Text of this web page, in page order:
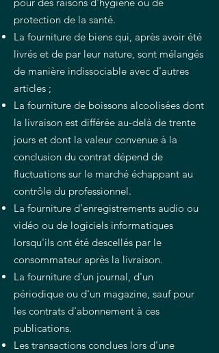
pour des raisons d'hygiène ou de
protection de la santé.
La fourniture de biens qui, après avoir été
livrés et de par leur nature, sont mélangés
de manière indissociable avec d'autres
articles ;
La fourniture de boissons alcoolisées dont
la livraison est différée au-delà de trente
jours et dont la valeur convenue à la
conclusion du contrat dépend de
fluctuations sur le marché échappant au
contrôle du professionnel.
La fourniture d'enregistrements audio ou
vidéo ou de logiciels informatiques
lorsqu'ils ont été descellés par le
consommateur après la livraison.
La fourniture d'un journal, d'un
périodique ou d'un magazine, sauf pour
les contrats d'abonnement à ces
publications.
Les transactions conclues lors d'une